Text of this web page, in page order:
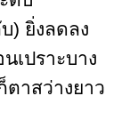
) ยิ่งลดลง
เปราะบาง
ตาสว่างยาว